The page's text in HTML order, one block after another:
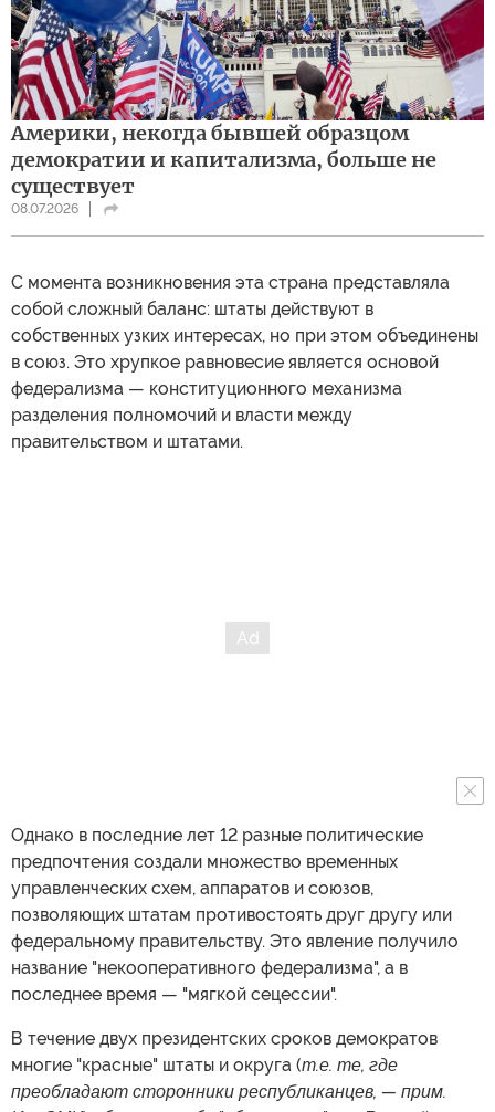
Америки, некогда бывшей образцом
демократии и капитализма, больше не
существует
08.07.2026
С момента возникновения эта страна представляла
собой сложный баланс: штаты действуют в
собственных узких интересах, но при этом объединены
в союз. Это хрупкое равновесие является основой
федерализма — конституционного механизма
разделения полномочий и власти между
правительством и штатами.
Однако в последние лет 12 разные политические
предпочтения создали множество временных
управленческих схем, аппаратов и союзов,
позволяющих штатам противостоять друг другу или
федеральному правительству. Это явление получило
название "некооперативного федерализма", а в
последнее время — "мягкой сецессии".
В течение двух президентских сроков демократов
многие "красные" штаты и округа (т.е. те, где
преобладают сторонники республиканцев, — прим.